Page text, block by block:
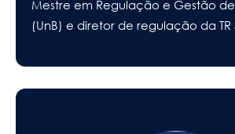
Mestre em Regulação e Gestão
(UnB) e diretor de regulação da TR